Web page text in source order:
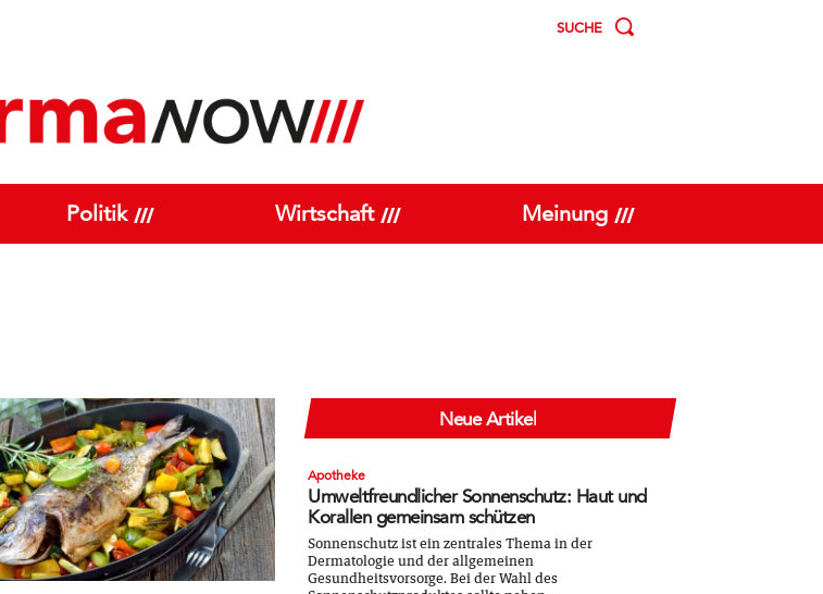
SUCHE
Politik Wirtschaft Meinung
Neue Artikel
Apotheke
Umweltfreundlicher Sonnenschutz: Haut und
Korallen gemeinsam schützen
Sonnenschutz ist ein zentrales Thema in der
Dermatologie und der allgemeinen
Gesundheitsvorsorge. Bei der Wahl des